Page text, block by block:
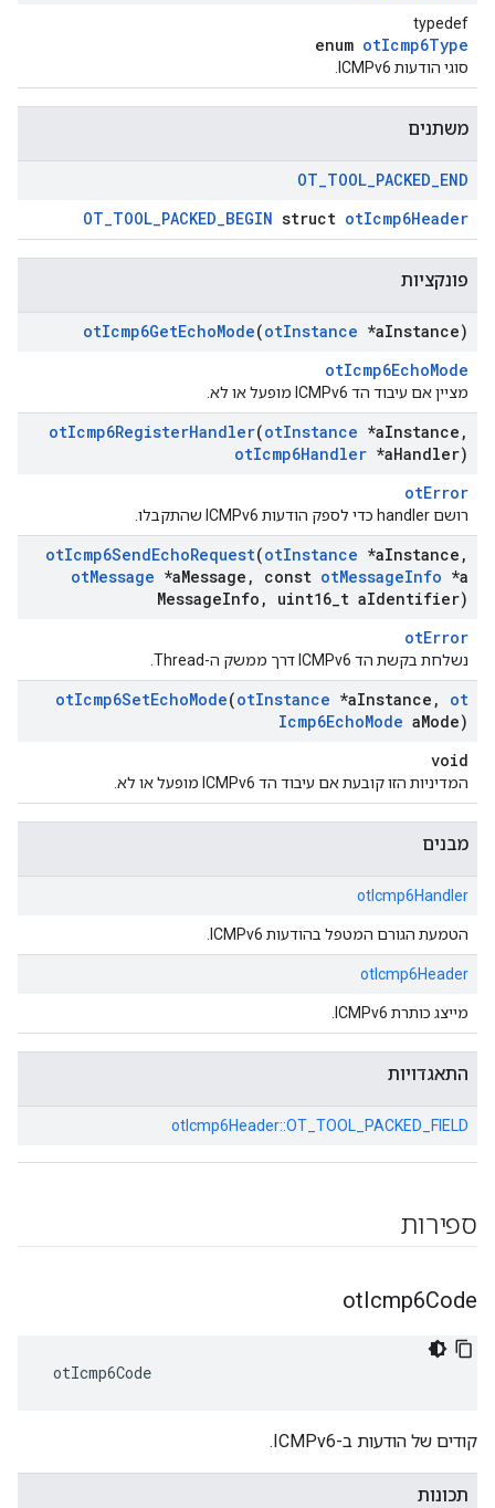
typedef
enum otIcmp6Type
סוגי הודעות ICMPv6.
משתנים
OT_TOOL_PACKED_END
OT_TOOL_PACKED_BEGIN struct otIcmp6Header
פונקציות
otIcmp6GetEchoMode(otInstance *aInstance)
otIcmp6EchoMode
מציין אם עיבוד הד ICMPv6 מופעל או לא.
otIcmp6RegisterHandler(otInstance *aInstance ,
otIcmp6Handler *aHandler)
otError
רושם handler כדי לספק הודעות ICMPv6 שהתקבלו.
otIcmp6SendEchoRequest(otInstance *aInstance ,
otMessage *aMessage , const otMessageInfo *a
MessageInfo , uint16 t aIdentifier)
otError
נשלחת בקשת הד ICMPv6 דרך ממשק ה-Thread.
otIcmp6SetEchoMode(otInstance *aInstance ,
ot
Icmp6EchoMode aMode)
void
המדיניות הזו קובעת אם עיבוד הד ICMPv6 מופעל או לא.
מבנים
otIcmp6Handler
הטמעת הגורם המטפל בהודעות ICMPv6.
otIcmp6Header
מייצג כותרת ICMPv6.
התאגדויות
otIcmp6Header::OT_TOOL_PACKED_FIELD
ספירות
otIcmp6Code
otIcmp6Code
קודים של הודעות ב-ICMPv6.
תכונות